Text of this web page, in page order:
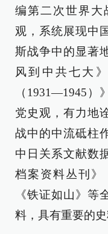
编第二次世界大
观，系统展现中
斯战争中的显著
风到中共七大
（1931—1945）
党史观，有力地
战中的中流砥柱
中日关系文献数
档案资料丛刊》
《铁证如山》等
料，具有重要的史